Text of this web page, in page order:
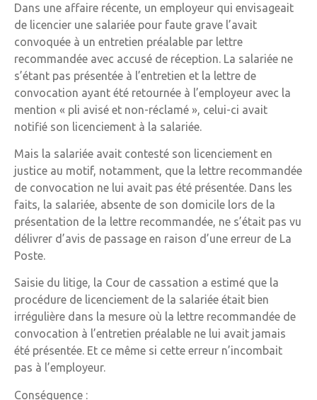
Dans une affaire récente, un employeur qui envisageait
de licencier une salariée pour faute grave l’avait
convoquée à un entretien préalable par lettre
recommandée avec accusé de réception. La salariée ne
s’étant pas présentée à l’entretien et la lettre de
convocation ayant été retournée à l’employeur avec la
mention « pli avisé et non-réclamé », celui-ci avait
notifié son licenciement à la salariée.
Mais la salariée avait contesté son licenciement en
justice au motif, notamment, que la lettre recommandée
de convocation ne lui avait pas été présentée. Dans les
faits, la salariée, absente de son domicile lors de la
présentation de la lettre recommandée, ne s’était pas vu
délivrer d’avis de passage en raison d’une erreur de La
Poste.
Saisie du litige, la Cour de cassation a estimé que la
procédure de licenciement de la salariée était bien
irrégulière dans la mesure où la lettre recommandée de
convocation à l’entretien préalable ne lui avait jamais
été présentée. Et ce même si cette erreur n’incombait
pas à l’employeur.
Conséquence :